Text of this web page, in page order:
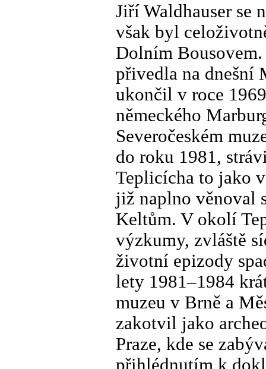
Jiří Waldhauser se
však byl
Dolním
přivedla na dnešní
ukončil v roce
německého
Severočeském
do roku 1981,
Teplicícha to jako
již naplno věnoval
Keltům. V okolí
výzkumy, zvláště
životní epizody
lety 1981–1984
muzeu v Brně a
zakotvil jako
Praze, kde se
přihlédnutím k